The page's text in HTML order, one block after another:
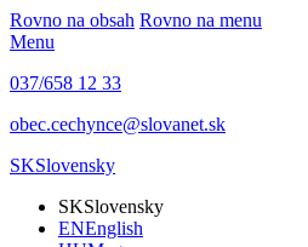
Rovno na obsah Rovno na menu
Menu
037/658 12 33
obec.cechynce@slovanet.sk
SKSlovensky
SKSlovensky
ENEnglish